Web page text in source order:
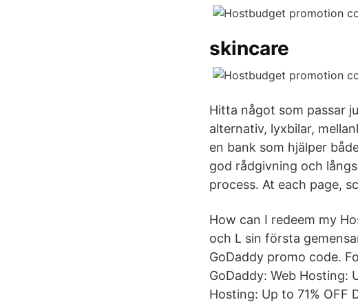
skincare
Hitta något som passar
alternativ, lyxbilar,
en bank som hjälper
god rådgivning och
process. At each page,
How can I redeem my
och L sin första
GoDaddy promo code.
GoDaddy: Web Hosting:
Hosting: Up to 71% OFF